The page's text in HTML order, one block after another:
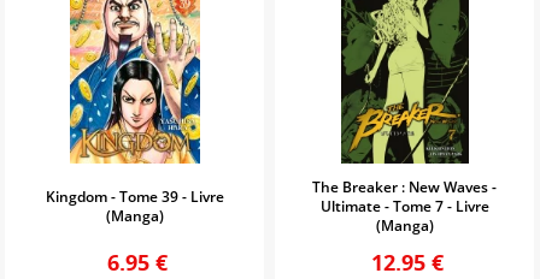
Kingdom - Tome 39 - Livre
(Manga)
6.95 €
The Breaker : New Waves -
Ultimate - Tome 7 - Livre
(Manga)
12.95 €